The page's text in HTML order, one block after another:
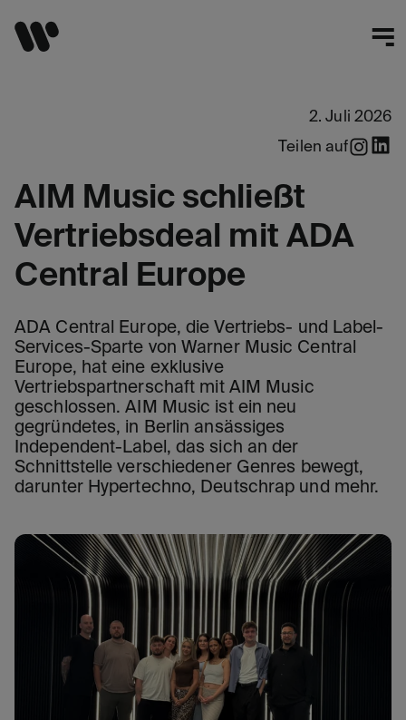
2. Juli 2026
Teilen auf
AIM Music schließt
Vertriebsdeal mit ADA
Central Europe
ADA Central Europe, die Vertriebs- und Label-
Services-Sparte von Warner Music Central
Europe, hat eine exklusive
Vertriebspartnerschaft mit AIM Music
geschlossen. AIM Music ist ein neu
gegründetes, in Berlin ansässiges
Independent-Label, das sich an der
Schnittstelle verschiedener Genres bewegt,
darunter Hypertechno, Deutschrap und mehr.